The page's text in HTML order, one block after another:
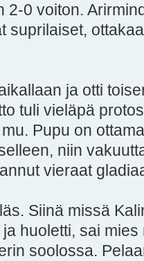
2-0 voiton.
suprilaiset,
ja otti
tuli vieläpä
Pupu on
niin
vieraat
Siinä missä
huoletti, sai
soolossa.